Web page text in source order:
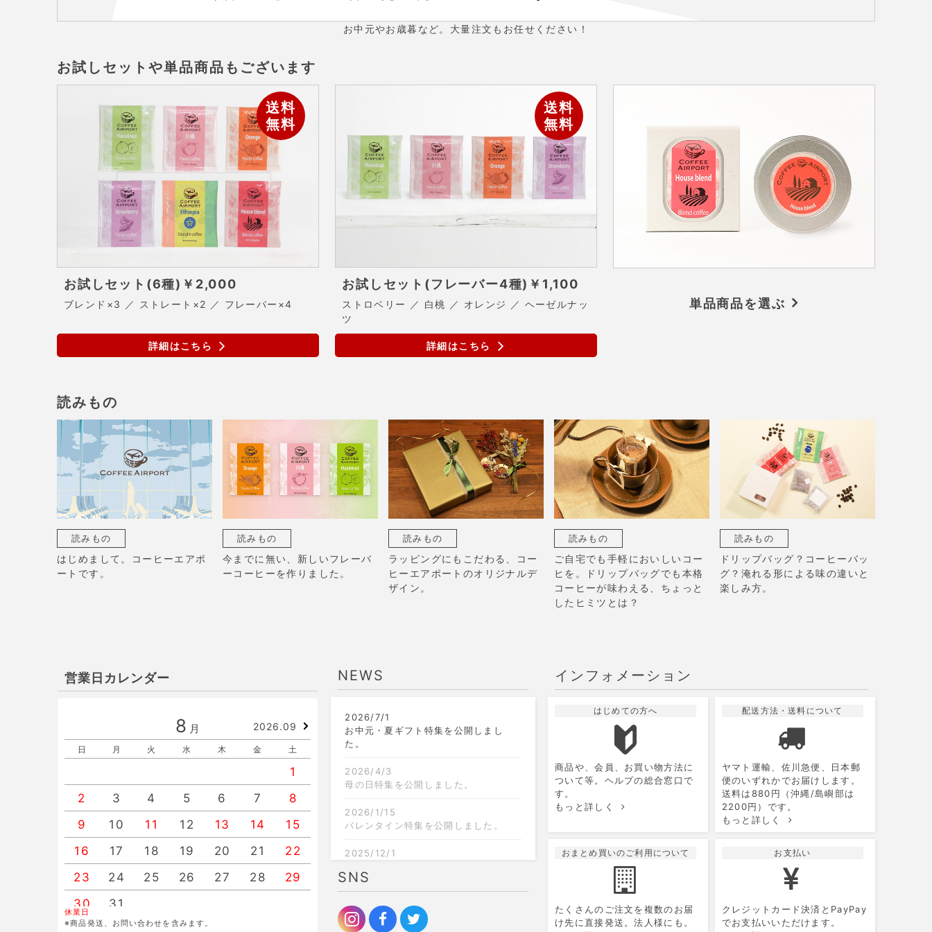
お中元やお歳暮など。大量注文もお任せください！
お試しセットや単品商品もございます
送料
無料
お試しセット(6種) ￥2,000
ブレンド×3 ／ ストレート×2 ／ フレーバー×4
詳細はこちら
送料
無料
お試しセット(フレーバー4種) ￥1,100
ストロベリー ／ 白桃 ／ オレンジ ／ ヘーゼルナッ
ツ
詳細はこちら
単品商品を選ぶ
読みもの
読みもの
はじめまして。コーヒーエアポ
ートです。
読みもの
今までに無い、新しいフレーバ
ーコーヒーを作りました。
読みもの
ラッピングにもこだわる、コー
ヒーエアポートのオリジナルデ
ザイン。
読みもの
ご自宅でも手軽においしいコー
ヒを。ドリップバッグでも本格
コーヒーが味わえる、ちょっと
したヒミツとは？
読みもの
ドリップバッグ？コーヒーバッ
グ？淹れる形による味の違いと
楽しみ方。
営業日カレンダー
8 月 2026.09
日 月 火 水 木 金 土
1
2
3 4 5 6 7
8
9
10 11 12 13 14
15
16
17 18 19 20 21
22
23
24 25 26 27 28
29
30
31
9月
日
5
12
13
14 15 16 17
20
21
27
2026.11
月 金
1 2
3
8 9
10
15 16
18
19 20 23
24
26 30
休業日
※商品発送、お問い合わせを含みます。
NEWS
2026/7/1
お中元・夏ギフト特集を公開しまし
た。
2026/4/3
母の日特集を公開しました。
2026/1/15
バレンタイン特集を公開しました。
2025/12/1
ました。
2025/9/6
お歳暮特集を公開しました。
SNS
インフォメーション
はじめての方へ
商品や、会員、お買い物方法に
ついて等。ヘルプの総合窓口で
す。
もっと詳しく
配送方法・送料について
ヤマト運輸、佐川急便、日本郵
便のいずれかでお届けします。
送料は880円（沖縄/島嶼部は
2200円）です。
もっと詳しく
おまとめ買いのご利用について
たくさんのご注文を複数のお届
け先に直接発送。法人様にも。
お支払い
クレジットカード決済とPayPay
でお支払いいただけます。